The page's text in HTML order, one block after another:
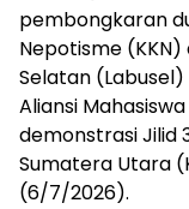
pembongkaran
Nepotisme
Selatan
Aliansi
demonstrasi Jilid
Sumatera Utara
(6/7/2026).